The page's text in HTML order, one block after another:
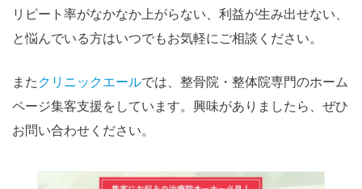
リピート率がなかなか上がらない、利益が生み出せない、
と悩んでいる方はいつでもお気軽にご相談ください。
また クリニックエールでは、整骨院・整体院専門のホーム
ページ集客支援をしています。興味がありましたら、ぜひ
お問い合わせください。